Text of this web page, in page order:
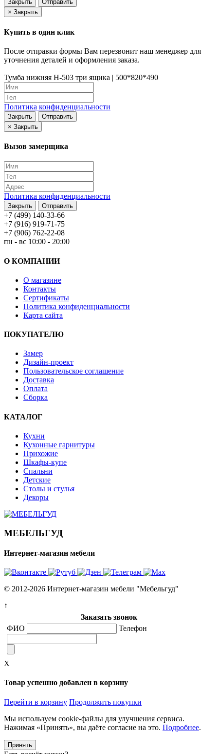
Закрыть
Отправить
× Закрыть
Купить в один клик
После отправки формы Вам перезвонит наш менеджер для
уточнения деталей и оформления заказа.
Тумба нижняя Н-503 три ящика | 500*820*490
Политика конфиденциальности
Закрыть
Отправить
× Закрыть
Вызов замерщика
Политика конфиденциальности
Закрыть Отправить
+7 (499) 140-33-66
+7 (916) 919-71-75
+7 (906) 762-22-08
пн - вс 10:00 - 20:00
О КОМПАНИИ
О магазине
Контакты
Сертификаты
Политика конфиденциальности
Карта сайта
ПОКУПАТЕЛЮ
Замер
Дизайн-проект
Пользовательское соглашение
Доставка
Оплата
Сборка
КАТАЛОГ
Кухни
Кухонные гарнитуры
Прихожие
Шкафы-купе
Спальни
Детские
Столы и стулья
Декоры
МЕБЕЛЬГУД
Интернет-магазин мебели
© 2012-2026 Интернет-магазин мебели "Мебельгуд"
↑
Заказать звонок
ФИО
Телефон
X
Товар успешно добавлен в корзину
Перейти в корзину Продолжить покупки
Мы используем cookie-файлы для улучшения сервиса.
Нажимая «Принять», вы даёте согласие на это. Подробнее.
Принять